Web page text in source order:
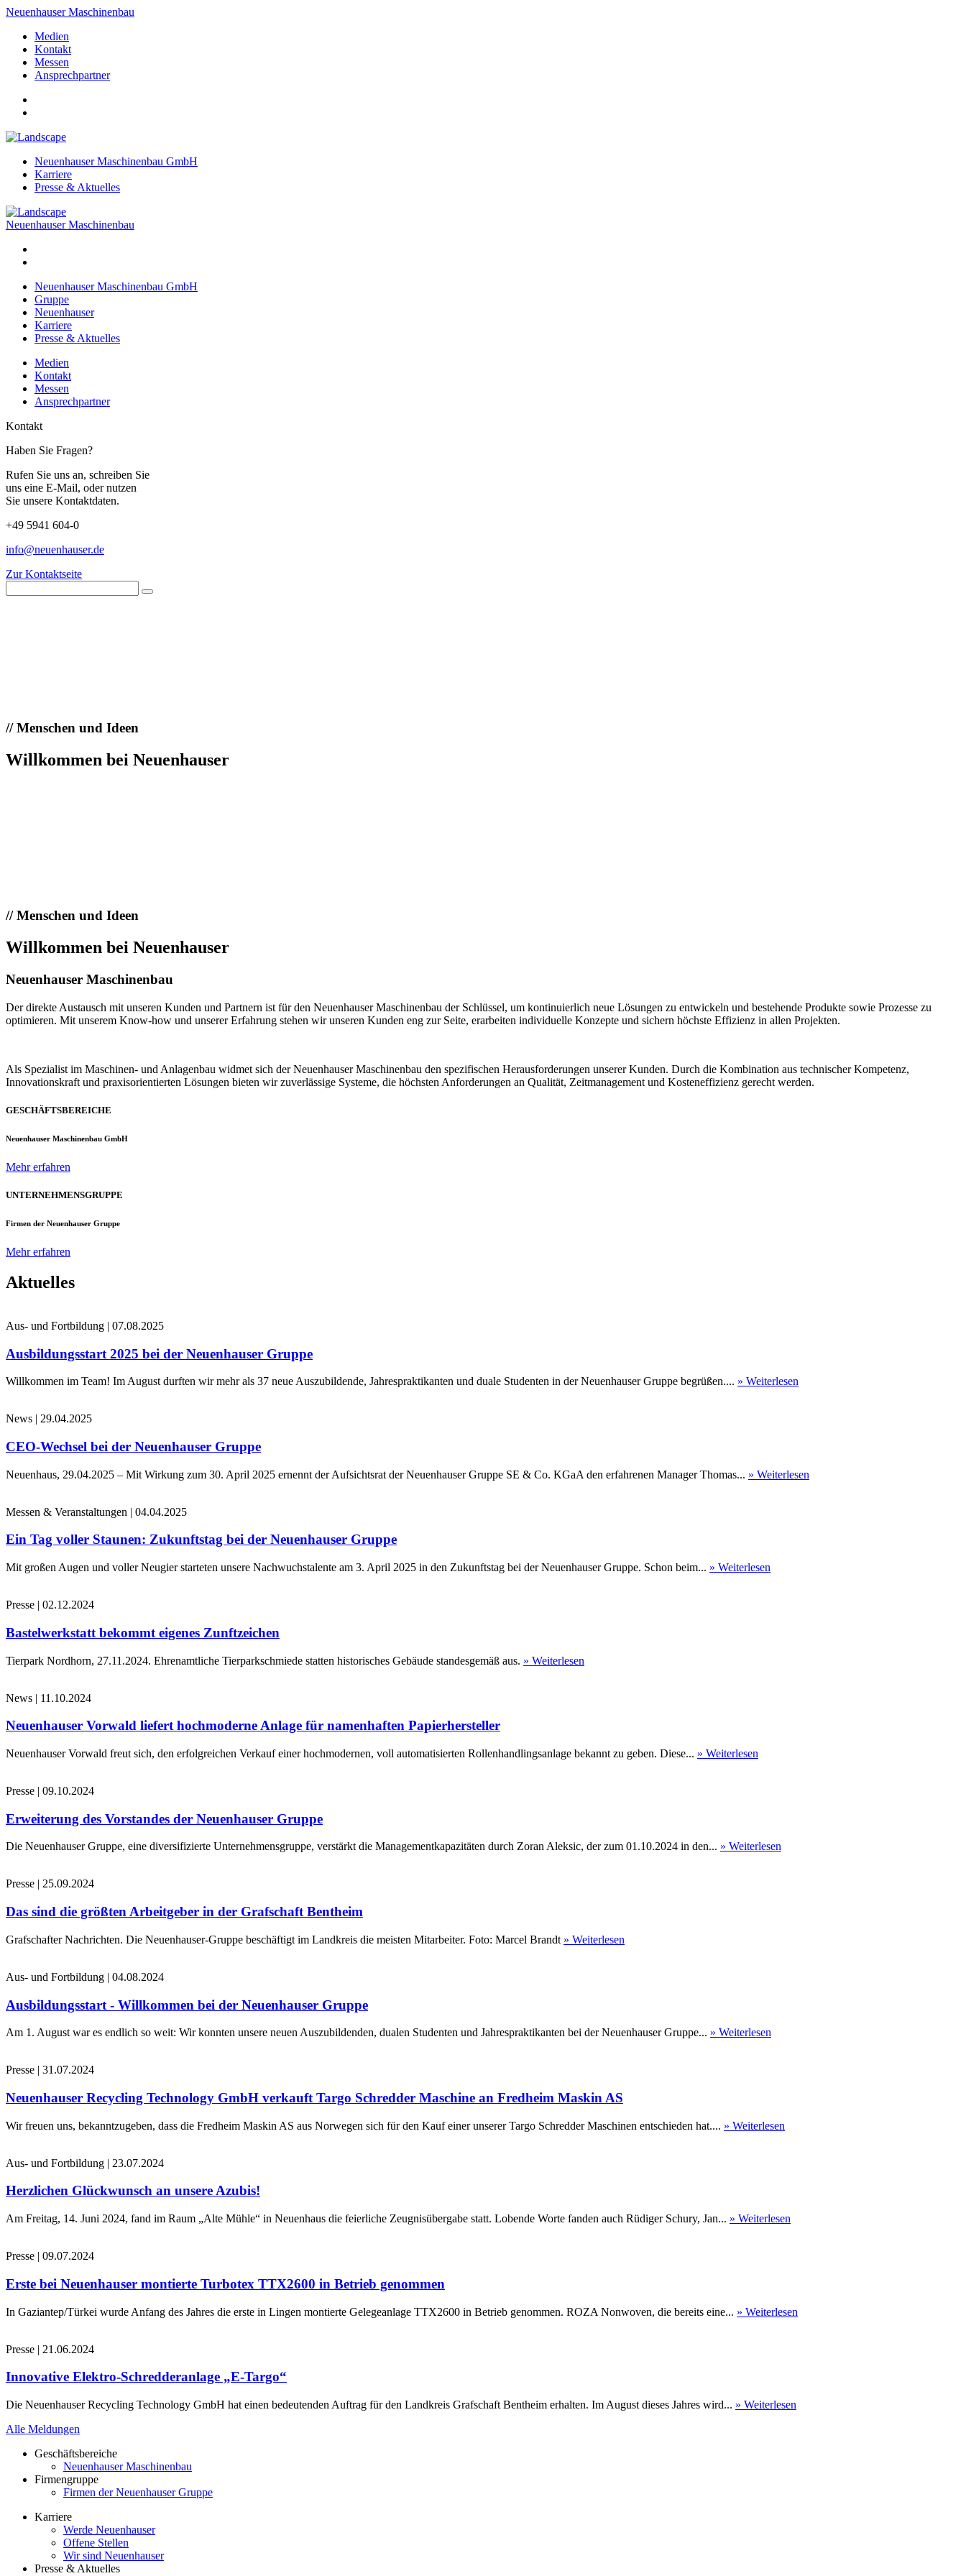
Neuenhauser Maschinenbau
Medien
Kontakt
Messen
Ansprechpartner
Neuenhauser Maschinenbau GmbH
Karriere
Presse & Aktuelles
Neuenhauser Maschinenbau
Neuenhauser Maschinenbau GmbH
Gruppe
Neuenhauser
Karriere
Presse & Aktuelles
Medien
Kontakt
Messen
Ansprechpartner
Kontakt
Haben Sie Fragen?
Rufen Sie uns an, schreiben Sie
uns eine E-Mail, oder nutzen
Sie unsere Kontaktdaten.
+49 5941 604-0
info@neuenhauser.de
Zur Kontaktseite
//Menschen und Ideen
Willkommen bei Neuenhauser
//Menschen und Ideen
Willkommen bei Neuenhauser
Neuenhauser Maschinenbau
Der direkte Austausch mit unseren Kunden und Partnern ist für den Neuenhauser Maschinenbau der Schlüssel, um kontinuierlich neue Lösungen zu entwickeln und bestehende Produkte sowie Prozesse zu
optimieren. Mit unserem Know-how und unserer Erfahrung stehen wir unseren Kunden eng zur Seite, erarbeiten individuelle Konzepte und sichern höchste Effizienz in allen Projekten.
Als Spezialist im Maschinen- und Anlagenbau widmet sich der Neuenhauser Maschinenbau den spezifischen Herausforderungen unserer Kunden. Durch die Kombination aus technischer Kompetenz,
Innovationskraft und praxisorientierten Lösungen bieten wir zuverlässige Systeme, die höchsten Anforderungen an Qualität, Zeitmanagement und Kosteneffizienz gerecht werden.
GESCHÄFTSBEREICHE
Neuenhauser Maschinenbau GmbH
Mehr erfahren
UNTERNEHMENSGRUPPE
Firmen der Neuenhauser Gruppe
Mehr erfahren
Aktuelles
Aus- und Fortbildung | 07.08.2025
Ausbildungsstart 2025 bei der Neuenhauser Gruppe
Willkommen im Team! Im August durften wir mehr als 37 neue Auszubildende, Jahrespraktikanten und duale Studenten in der Neuenhauser Gruppe begrüßen.... » Weiterlesen
News | 29.04.2025
CEO-Wechsel bei der Neuenhauser Gruppe
Neuenhaus, 29.04.2025 – Mit Wirkung zum 30. April 2025 ernennt der Aufsichtsrat der Neuenhauser Gruppe SE & Co. KGaA den erfahrenen Manager Thomas... » Weiterlesen
Messen & Veranstaltungen | 04.04.2025
Ein Tag voller Staunen: Zukunftstag bei der Neuenhauser Gruppe
Mit großen Augen und voller Neugier starteten unsere Nachwuchstalente am 3. April 2025 in den Zukunftstag bei der Neuenhauser Gruppe. Schon beim... » Weiterlesen
Presse | 02.12.2024
Bastelwerkstatt bekommt eigenes Zunftzeichen
Tierpark Nordhorn, 27.11.2024. Ehrenamtliche Tierparkschmiede statten historisches Gebäude standesgemäß aus. » Weiterlesen
News | 11.10.2024
Neuenhauser Vorwald liefert hochmoderne Anlage für namenhaften Papierhersteller
Neuenhauser Vorwald freut sich, den erfolgreichen Verkauf einer hochmodernen, voll automatisierten Rollenhandlingsanlage bekannt zu geben. Diese... » Weiterlesen
Presse | 09.10.2024
Erweiterung des Vorstandes der Neuenhauser Gruppe
Die Neuenhauser Gruppe, eine diversifizierte Unternehmensgruppe, verstärkt die Managementkapazitäten durch Zoran Aleksic, der zum 01.10.2024 in den... » Weiterlesen
Presse | 25.09.2024
Das sind die größten Arbeitgeber in der Grafschaft Bentheim
Grafschafter Nachrichten. Die Neuenhauser-Gruppe beschäftigt im Landkreis die meisten Mitarbeiter. Foto: Marcel Brandt » Weiterlesen
Aus- und Fortbildung | 04.08.2024
Ausbildungsstart - Willkommen bei der Neuenhauser Gruppe
Am 1. August war es endlich so weit: Wir konnten unsere neuen Auszubildenden, dualen Studenten und Jahrespraktikanten bei der Neuenhauser Gruppe... » Weiterlesen
Presse | 31.07.2024
Neuenhauser Recycling Technology GmbH verkauft Targo Schredder Maschine an Fredheim Maskin AS
Wir freuen uns, bekanntzugeben, dass die Fredheim Maskin AS aus Norwegen sich für den Kauf einer unserer Targo Schredder Maschinen entschieden hat.... » Weiterlesen
Aus- und Fortbildung | 23.07.2024
Herzlichen Glückwunsch an unsere Azubis!
Am Freitag, 14. Juni 2024, fand im Raum „Alte Mühle“ in Neuenhaus die feierliche Zeugnisübergabe statt. Lobende Worte fanden auch Rüdiger Schury, Jan... » Weiterlesen
Presse | 09.07.2024
Erste bei Neuenhauser montierte Turbotex TTX2600 in Betrieb genommen
In Gaziantep/Türkei wurde Anfang des Jahres die erste in Lingen montierte Gelegeanlage TTX2600 in Betrieb genommen. ROZA Nonwoven, die bereits eine... » Weiterlesen
Presse | 21.06.2024
Innovative Elektro-Schredderanlage „E-Targo“
Die Neuenhauser Recycling Technology GmbH hat einen bedeutenden Auftrag für den Landkreis Grafschaft Bentheim erhalten. Im August dieses Jahres wird... » Weiterlesen
Alle Meldungen
Geschäftsbereiche
Neuenhauser Maschinenbau
Firmengruppe
Firmen der Neuenhauser Gruppe
Karriere
Werde Neuenhauser
Offene Stellen
Wir sind Neuenhauser
Presse & Aktuelles